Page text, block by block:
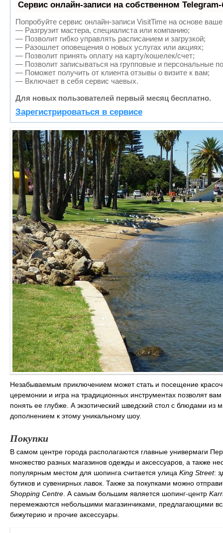
Сервис онлайн-записи на собственном Telegram-
Попробуйте сервис онлайн-записи VisitTime на основе
— Разгрузит мастера, специалиста или компанию;
— Позволит гибко управлять расписанием и загрузкой;
— Разошлет оповещения о новых услугах или акциях;
— Позволит принять оплату на карту/кошелек/счет;
— Позволит записываться на групповые и персональные
— Поможет получить от клиента отзывы о визите к вам;
— Включает в себя сервис чаевых.
Для новых пользователей первый месяц бесплатно.
Зарегистрироваться в сервисе
Незабываемым приключением может стать и посещение
церемонии и игра на традиционных инструментах позволят
понять ее глубже. А экзотический шведский стол с блюдами из
дополнением к этому уникальному шоу.
Покупки
В самом центре города располагаются главные универмаги
множество разных магазинов одежды и аксессуаров, а также
популярным местом для шопинга считается улица King Street:
бутиков и сувенирных лавок. Также за покупками можно
Shopping Centre . А самым большим является шопинг-центр
перемежаются небольшими магазинчиками, предлагающими
бижутерию и прочие аксессуары.